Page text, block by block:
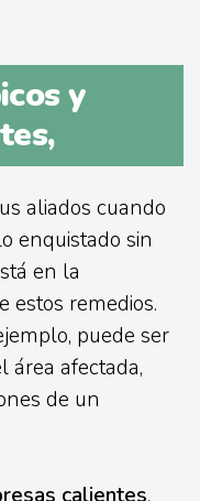
y
aliados cuando
enquistado sin
en la
estos remedios.
puede ser
área afectada,
de un